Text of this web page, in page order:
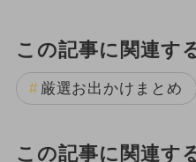
この記事に関連す
厳選お出かけまとめ
この記事に関連す